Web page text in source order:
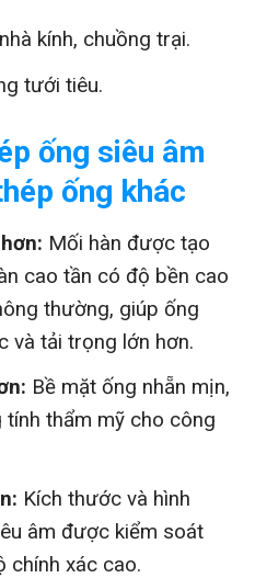
kính, chuồng trại.
tưới tiêu.
ống siêu âm
ống khác
Mối hàn được tạo
cao tần có độ bền cao
thường, giúp ống
và tải trọng lớn hơn.
Bề mặt ống nhẵn mịn,
tính thẩm mỹ cho công
Kích thước và hình
âm được kiểm soát
chính xác cao.